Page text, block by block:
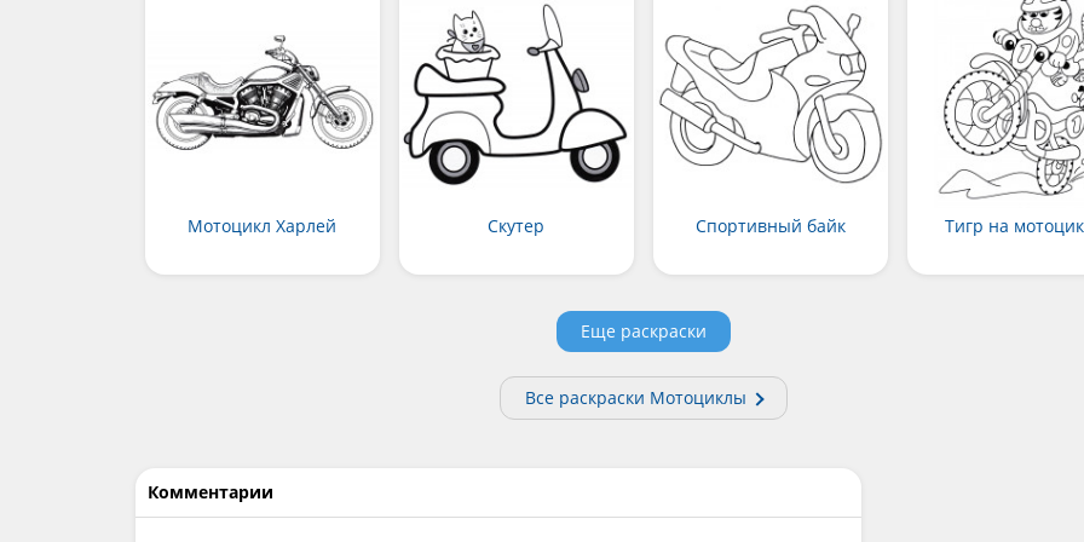
Мотоцикл Харлей Скутер Спортивный байк Тигр на
Еще раскраски
Все раскраски Мотоциклы
Комментарии